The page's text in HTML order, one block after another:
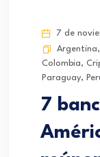
7 de
Argentina,
Colombia,
Paraguay,
7